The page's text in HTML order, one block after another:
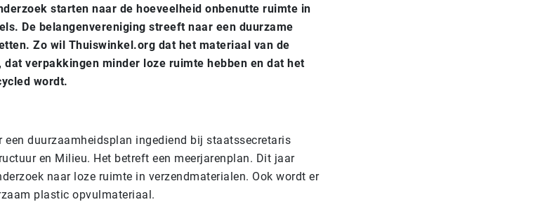
starten naar de hoeveelheid onbenutte ruimte in
De belangenvereniging streeft naar een duurzame
Zo wil Thuiswinkel.org dat het materiaal van de
verpakkingen minder loze ruimte hebben en dat het
wordt.
een duurzaamheidsplan ingediend bij staatssecretaris
en Milieu. Het betreft een meerjarenplan. Dit jaar
naar loze ruimte in verzendmaterialen. Ook wordt er
plastic opvulmateriaal.